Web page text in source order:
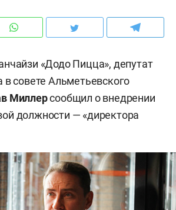
«Додо Пицца», депутат
в совете Альметьевского
Миллерсообщил о внедрении
должности — «директора